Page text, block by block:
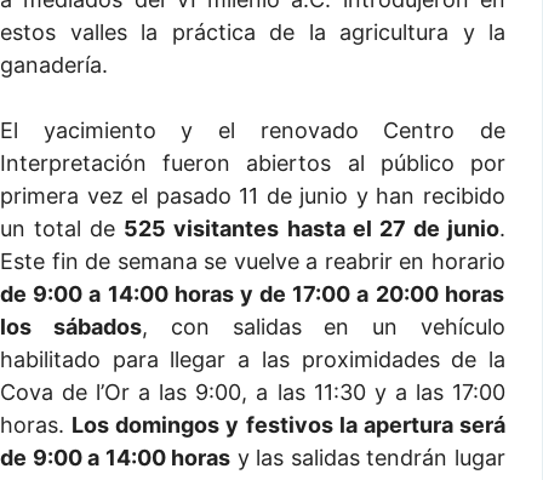
estos valles la práctica de la agricultura y la
ganadería.
El yacimiento y el renovado Centro de
Interpretación fueron abiertos al público por
primera vez el pasado 11 de junio y han recibido
un total de 525 visitantes hasta el 27 de junio.
Este fin de semana se vuelve a reabrir en horario
de 9:00 a 14:00 horas y de 17:00 a 20:00 horas
los sábados, con salidas en un vehículo
habilitado para llegar a las proximidades de la
Cova de l’Or a las 9:00, a las 11:30 y a las 17:00
horas. Los domingos y festivos la apertura será
de 9:00 a 14:00 horas y las salidas tendrán lugar